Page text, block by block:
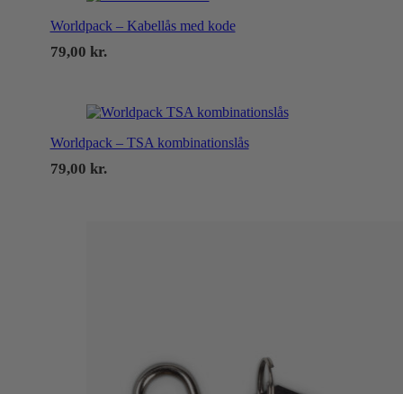
Worldpack – Kabellås med kode
79,00 kr.
Worldpack – TSA kombinationslås
79,00 kr.